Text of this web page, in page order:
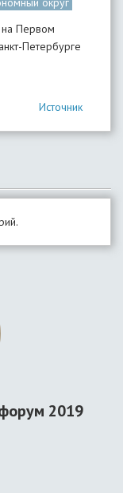
на Первом
Петербурге
Источник
2019